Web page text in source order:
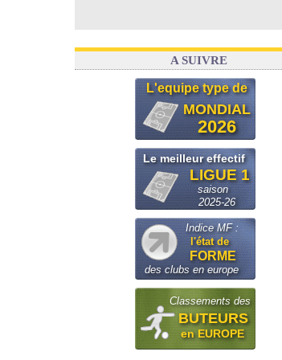
A SUIVRE
L'equipe type de
MONDIAL
2026
Le meilleur effectif
LIGUE 1
saison
2025-26
Indice MF :
l'état de
FORME
des clubs en europe
Classements des
BUTEURS
en EUROPE